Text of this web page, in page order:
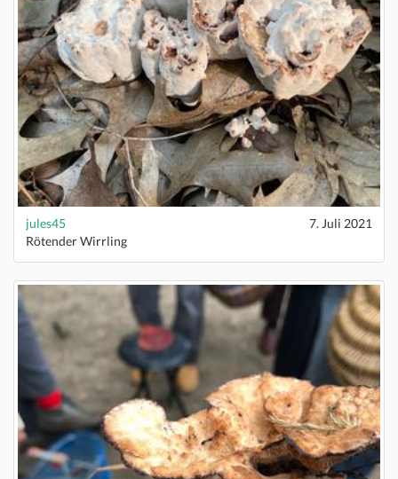
jules45
7. Juli 2021
Rötender Wirrling